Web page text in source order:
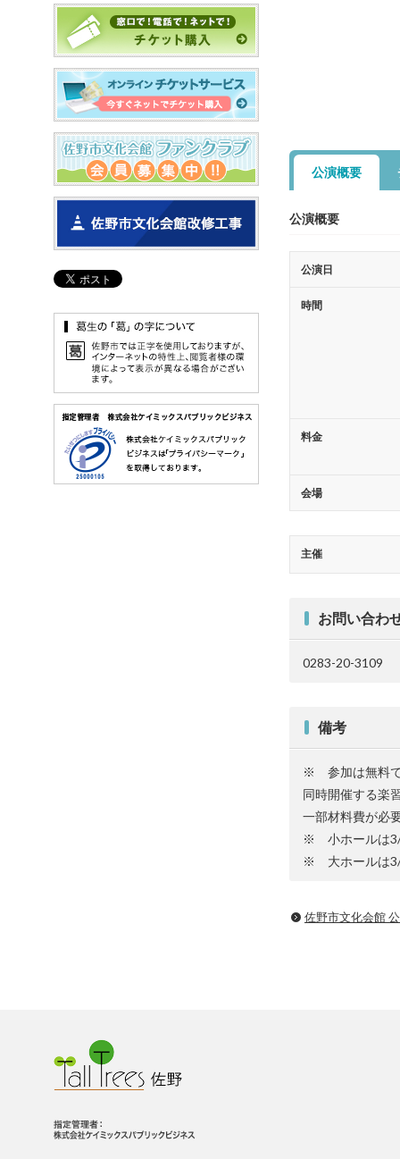
公演概要
公演概要
公演日
時間
料金
会場
主催
お問い合わ
0283-20-3109
備考
※ 参加は無料
同時開催する楽
一部材料費が必
※ 小ホールは3/
※ 大ホールは3/
佐野市文化会館